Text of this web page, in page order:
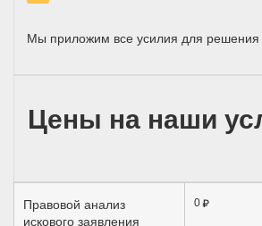
Мы приложим все усилия для
Цены на наши
Правовой анализ
искового заявления
0